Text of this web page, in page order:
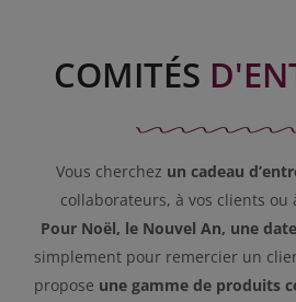
COMITÉS
Vous cherchez un cadeau
collaborateurs, à vos clients ou
Pour Noël, le Nouvel An, une
simplement pour remercier un
propose une gamme de produits